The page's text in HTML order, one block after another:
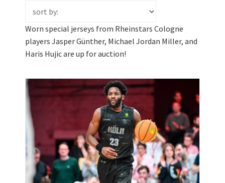
Worn special jerseys from Rheinstars Cologne
players Jasper Günther, Michael Jordan Miller, and
Haris Hujic are up for auction!